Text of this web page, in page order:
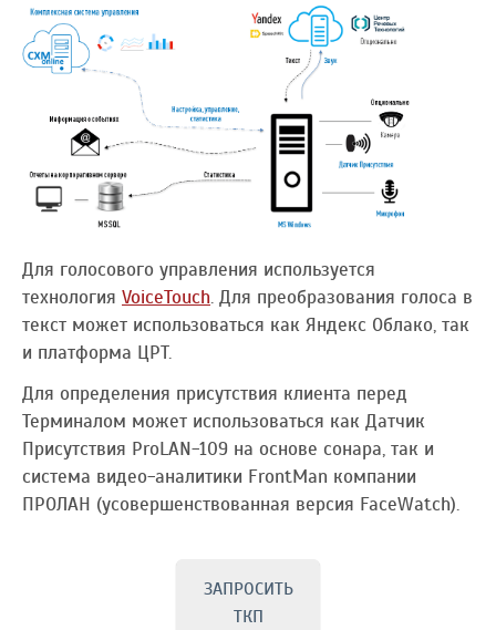
Для голосового управления используется
технология VoiceTouch. Для преобразования голоса в
текст может использоваться как Яндекс Облако, так
и платформа ЦРТ.
Для определения присутствия клиента перед
Терминалом может использоваться как Датчик
Присутствия ProLAN-109 на основе сонара, так и
система видео-аналитики FrontMan компании
ПРОЛАН (усовершенствованная версия FaceWatch).
ЗАПРОСИТЬ
ТКП